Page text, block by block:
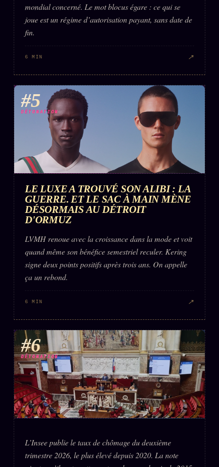
mondial concerné. Le mot blocus égare : ce qui se
joue est un régime d’autorisation payant, sans date de
fin.
6 MIN ↗
#5
DÉTONATION
LE LUXE A TROUVÉ SON ALIBI : LA
GUERRE. ET LE SAC À MAIN MÈNE
DÉSORMAIS AU DÉTROIT
D'ORMUZ
LVMH renoue avec la croissance dans la mode et voit
quand même son bénéfice semestriel reculer. Kering
signe deux points positifs après trois ans. On appelle
ça un rebond.
6 MIN ↗
#6
DÉTONATION
L’Insee publie le taux de chômage du deuxième
trimestre 2026, le plus élevé depuis 2020. La note